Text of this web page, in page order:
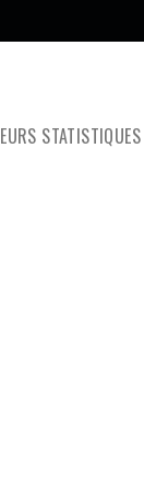
STATISTIQUES